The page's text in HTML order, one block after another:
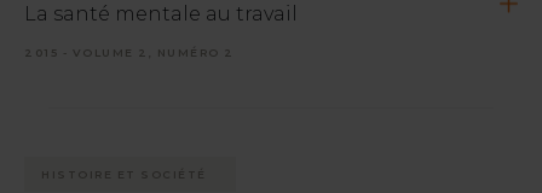
La santé mentale au travail
2015 - VOLUME 2, NUMÉRO 2
HISTOIRE ET SOCIÉTÉ